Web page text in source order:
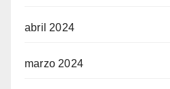
abril 2024
marzo 2024